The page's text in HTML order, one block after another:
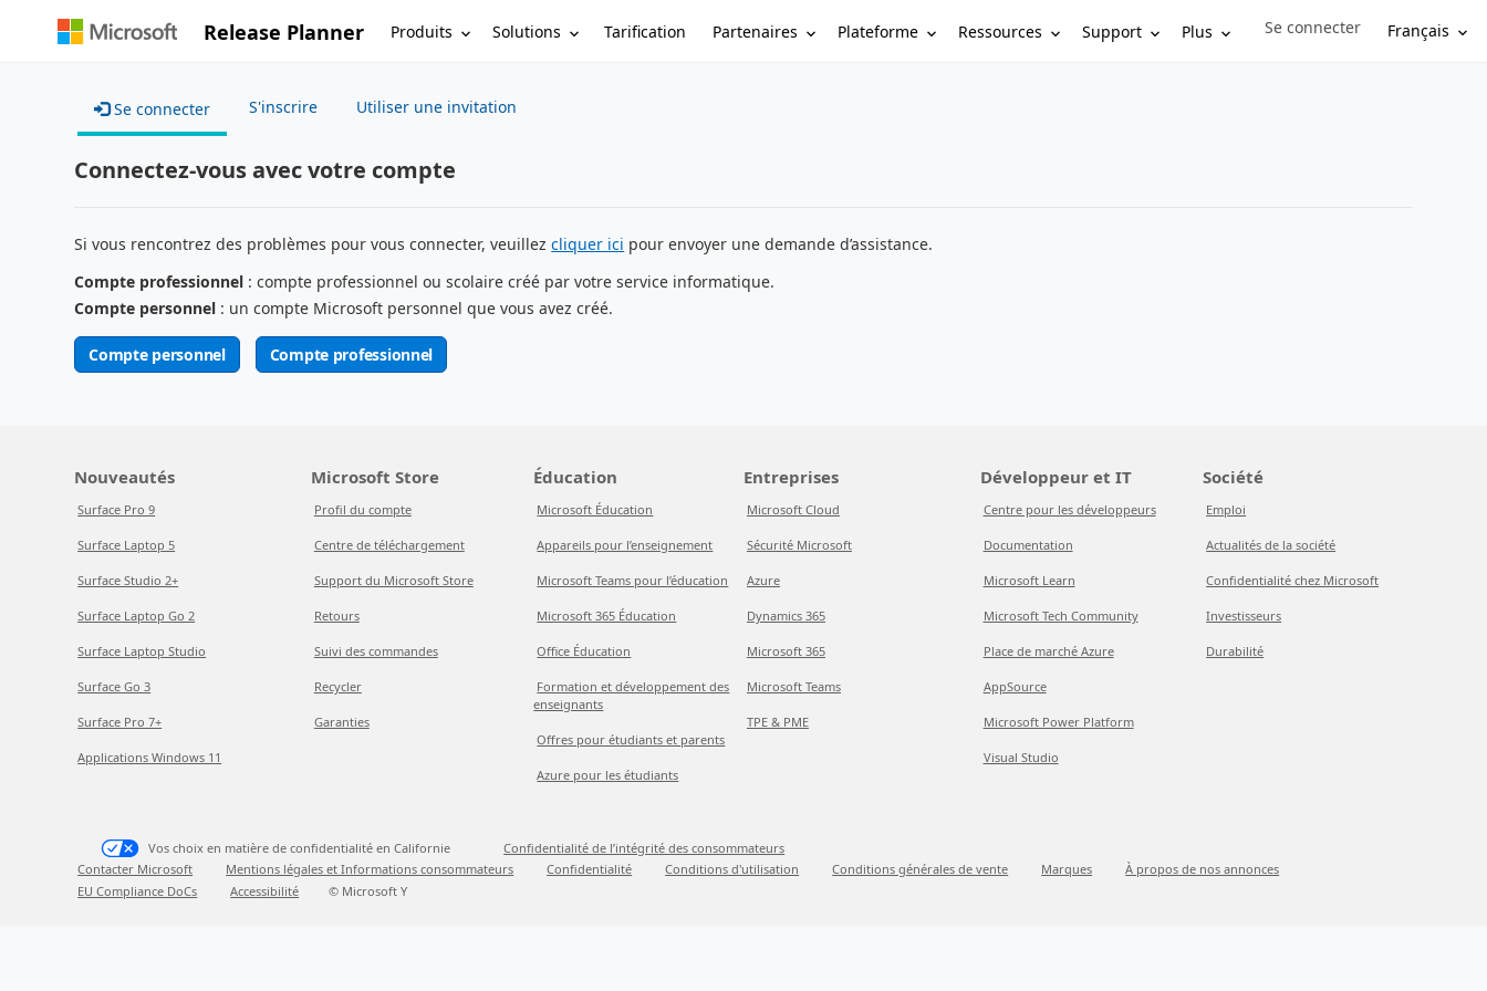
Release Planner Produits Solutions Tarification Partenaires Plateforme Ressources Support Plus Sign in to your account
Se connecter Français
Se connecter S'inscrire Utiliser une invitation
Connectez-vous avec votre compte
Si vous rencontrez des problèmes pour vous connecter, veuillezcliquer ici pour envoyer une demande d’assistance.
Compte professionnel : compte professionnel ou scolaire créé par votre service informatique.
Compte personnel : un compte Microsoft personnel que vous avez créé.
Compte personnel Compte professionnel
Nouveautés
Surface Pro 9
Surface Laptop 5
Surface Studio 2+
Surface Laptop Go 2
Surface Laptop Studio
Surface Go 3
Surface Pro 7+
Applications Windows 11
Microsoft Store
Profil du compte
Centre de téléchargement
Support du Microsoft Store
Retours
Suivi des commandes
Recycler
Garanties
Éducation
Microsoft Éducation
Appareils pour l’enseignement
Microsoft Teams pour l’éducation
Microsoft 365 Éducation
Office Éducation
Formation et développement des
enseignants
Offres pour étudiants et parents
Azure pour les étudiants
Entreprises
Microsoft Cloud
Sécurité Microsoft
Azure
Dynamics 365
Microsoft 365
Microsoft Teams
TPE & PME
Développeur et IT
Centre pour les développeurs
Documentation
Microsoft Learn
Microsoft Tech Community
Place de marché Azure
AppSource
Microsoft Power Platform
Visual Studio
Société
Emploi
Actualités de la société
Confidentialité chez Microsoft
Investisseurs
Durabilité
Vos choix en matière de confidentialité en Californie
Confidentialité de l’intégrité des consommateurs
Contacter Microsoft
Mentions légales et Informations consommateurs Confidentialité Conditions d'utilisation Conditions générales de vente Marques
À propos de nos annonces
EU Compliance DoCs
Accessibilité © Microsoft Y